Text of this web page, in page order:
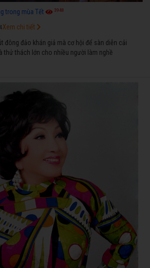
trong mùa Tết 3948
đông đảo khán giả mà cơ hội để sàn diễn cải
thử thách lớn cho nhiều người làm nghề
Xem chi tiết